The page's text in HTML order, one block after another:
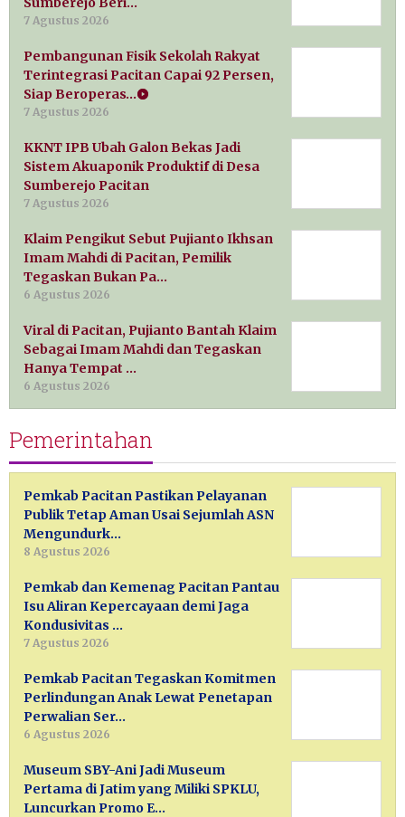
7 Agustus 2026
Pembangunan Fisik Sekolah Rakyat
Terintegrasi Pacitan Capai 92 Persen,
Siap Beroperas…
7 Agustus 2026
KKNT IPB Ubah Galon Bekas Jadi
Sistem Akuaponik Produktif di Desa
Sumberejo Pacitan
7 Agustus 2026
Klaim Pengikut Sebut Pujianto Ikhsan
Imam Mahdi di Pacitan, Pemilik
Tegaskan Bukan Pa…
6 Agustus 2026
Viral di Pacitan, Pujianto Bantah Klaim
Sebagai Imam Mahdi dan Tegaskan
Hanya Tempat …
6 Agustus 2026
Pemerintahan
Pemkab Pacitan Pastikan Pelayanan
Publik Tetap Aman Usai Sejumlah ASN
Mengundurk…
8 Agustus 2026
Pemkab dan Kemenag Pacitan Pantau
Isu Aliran Kepercayaan demi Jaga
Kondusivitas …
7 Agustus 2026
Pemkab Pacitan Tegaskan Komitmen
Perlindungan Anak Lewat Penetapan
Perwalian Ser…
6 Agustus 2026
Museum SBY-Ani Jadi Museum
Pertama di Jatim yang Miliki SPKLU,
Luncurkan Promo E…